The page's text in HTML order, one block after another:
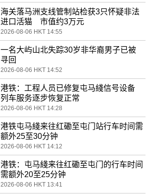
海关落马洲支线管制站检获3只怀疑非法
进口活猫 市值约3万元
2026-08-06 HKT 14:55
一名大屿山北失踪30岁非华裔男子已被
寻回
2026-08-06 HKT 14:52
港铁：工程人员已修复屯马綫信号设备
列车服务逐步恢复正常
2026-08-06 HKT 14:28
港铁屯马綫来往红磡至屯门站行车时间需
额外25至30分钟
2026-08-06 HKT 14:12
港铁：屯马綫来往红磡至屯门的行车时间
需额外20至25分钟
2026-08-06 HKT 13:41